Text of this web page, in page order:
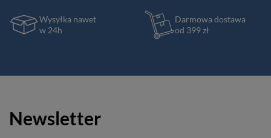
Wysyłka nawet
w 24h
Darmowa dostawa
od 399 zł
Newsletter